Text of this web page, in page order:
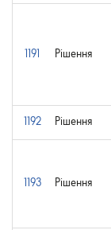
1191 Рішення
1192 Рішення
1193 Рішення